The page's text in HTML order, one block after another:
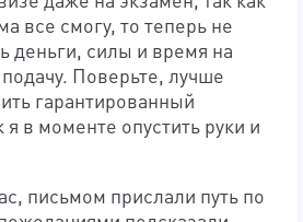
все смогу, то теперь не
деньги, силы и время на
Поверьте, лучше
гарантированный
я в моменте опустить руки и
письмом прислали путь по